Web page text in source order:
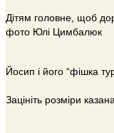
Дітям головне, щоб
фото Юлі Цимбалюк
Йосип і його “фішка
Зацініть розміри